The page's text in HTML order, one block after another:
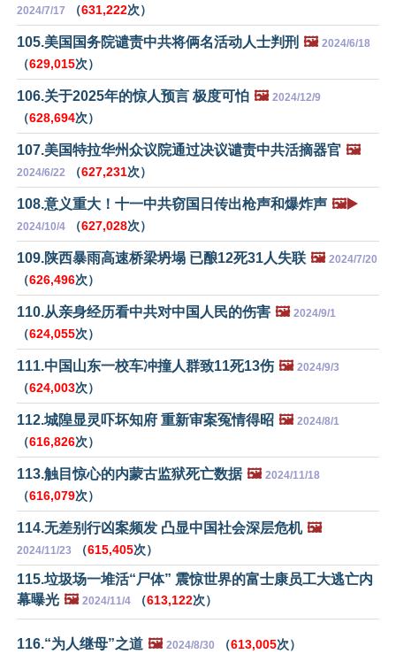
2024/7/17 （631,222次）
105.美国国务院谴责中共将俩名活动人士判刑 🖼️ 2024/6/18
（629,015次）
106.关于2025年的惊人预言 极度可怕 🖼️ 2024/12/9
（628,694次）
107.美国特拉华州众议院通过决议谴责中共活摘器官 🖼️
2024/6/22 （627,231次）
108.意义重大！十一中共窃国日传出枪声和爆炸声 🖼️▶️
2024/10/4 （627,028次）
109.陕西暴雨高速桥梁坍塌 已酿12死31人失联 🖼️ 2024/7/20
（626,496次）
110.从亲身经历看中共对中国人民的伤害 🖼️ 2024/9/1
（624,055次）
111.中国山东一校车冲撞人群致11死13伤 🖼️ 2024/9/3
（624,003次）
112.城隍显灵吓坏知府 重新审案冤情得昭 🖼️ 2024/8/1
（616,826次）
113.触目惊心的内蒙古监狱死亡数据 🖼️ 2024/11/18
（616,079次）
114.无差别行凶案频发 凸显中国社会深层危机 🖼️
2024/11/23 （615,405次）
115.垃圾场一堆活“尸体” 震惊世界的富士康员工大逃亡内
幕曝光 🖼️ 2024/11/4 （613,122次）
116.“为人继母”之道 🖼️ 2024/8/30 （613,005次）